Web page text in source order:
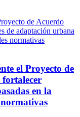
el Proyecto de
en la